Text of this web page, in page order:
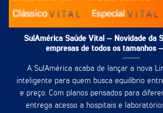
SulAmérica Saúde Vital – Novidade da
empresas de todos os tamanhos
A SulAmérica acaba de lançar a nova
inteligente para quem busca equilíbrio
e preço. Com planos pensados para
entrega acesso a hospitais e